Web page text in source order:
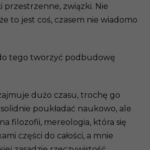
przestrzenne, związki. Nie
to jest coś, czasem nie wiadomo
tego tworzyć podbudowę
dużo czasu, trochę go
poukładać naukowo, ale
filozofii, mereologia, która się
części do całości, a mnie